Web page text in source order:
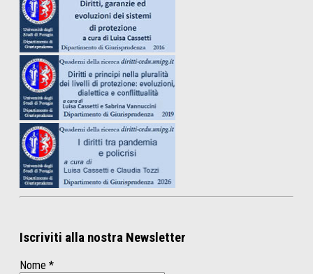
Iscriviti alla nostra Newsletter
Nome *